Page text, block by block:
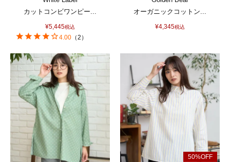
カットコンビワンピー...
¥5,445税込
4.00 （2 ）
オーガニックコットン...
¥4,345税込